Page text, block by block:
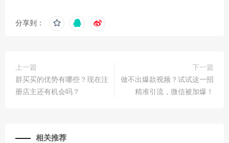
分享到：
上一篇
群买买的优势有哪些？现在注
册店主还有机会吗？
下一篇
做不出爆款视频？试试这一招
精准引流，微信被加爆！
相关推荐